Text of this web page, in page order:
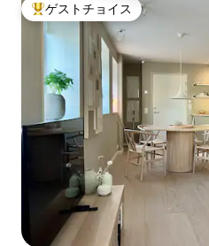
大好評のゲストチョイスです。
ゲストチョイス